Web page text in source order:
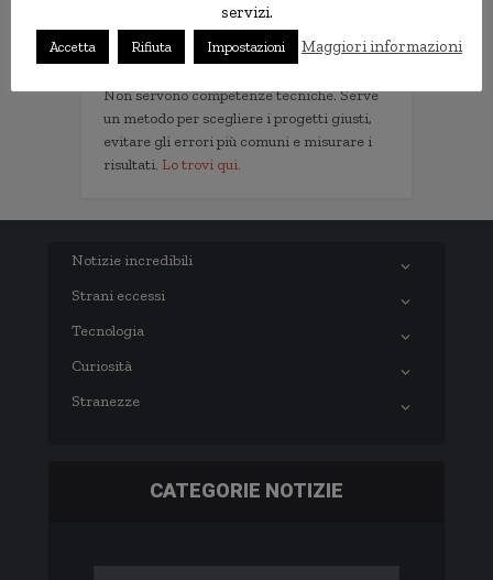
Implementare l'AI nella tua impresa senza
sprecare tempo e soldi. Il libro con il
Non servono competenze tecniche. Serve
un metodo per scegliere i progetti giusti,
evitare gli errori più comuni e misurare i
risultati. Lo trovi qui.
Notizie incredibili
Strani eccessi
Tecnologia
Curiosità
Stranezze
CATEGORIE NOTIZIE
servizi.
Accetta Rifiuta Impostazioni Maggiori informazioni